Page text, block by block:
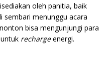
oleh panitia, baik
sembari menunggu acara
bisa mengunjungi para
rechargeenergi.